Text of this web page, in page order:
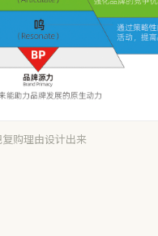
购理由设计出来